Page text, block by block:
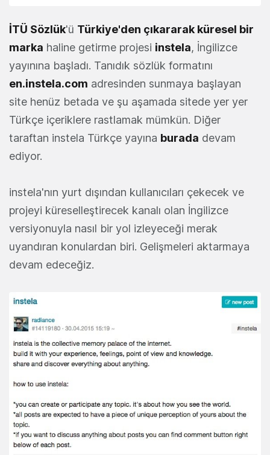
İTÜ Sözlük'ü Türkiye'den çıkararak küresel bir
marka haline getirme projesi instela, İngilizce
yayınına başladı. Tanıdık sözlük formatını
en.instela.com adresinden sunmaya başlayan
site henüz betada ve şu aşamada sitede yer yer
Türkçe içeriklere rastlamak mümkün. Diğer
taraftan instela Türkçe yayına burada devam
ediyor.
instela'nın yurt dışından kullanıcıları çekecek ve
projeyi küreselleştirecek kanalı olan İngilizce
versiyonuyla nasıl bir yol izleyeceği merak
uyandıran konulardan biri. Gelişmeleri aktarmaya
devam edeceğiz.